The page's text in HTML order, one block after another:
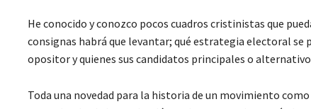
He conocido y conozco pocos cuadros cristinistas que
consignas habrá que levantar; qué estrategia electoral se
opositor y quienes sus candidatos principales o
Toda una novedad para la historia de un movimiento